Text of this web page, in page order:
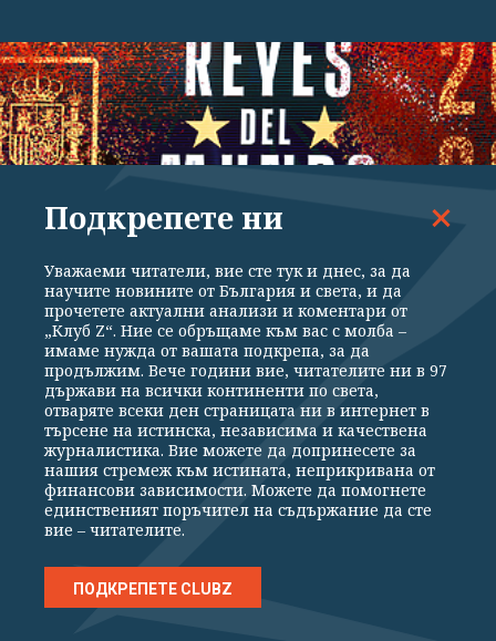
ГАЛЕРИИ
Мадрид посрещна световните шампиони
Подкрепете ни
Уважаеми читатели, вие сте тук и днес, за да
научите новините от България и света, и да
прочетете актуални анализи и коментари от
„Клуб Z“. Ние се обръщаме към вас с молба –
имаме нужда от вашата подкрепа, за да
продължим. Вече години вие, читателите ни в 97
държави на всички континенти по света,
отваряте всеки ден страницата ни в интернет в
търсене на истинска, независима и качествена
журналистика. Вие можете да допринесете за
нашия стремеж към истината, неприкривана от
финансови зависимости. Можете да помогнете
единственият поръчител на съдържание да сте
вие – читателите.
ПОДКРЕПЕТЕ CLUBZ